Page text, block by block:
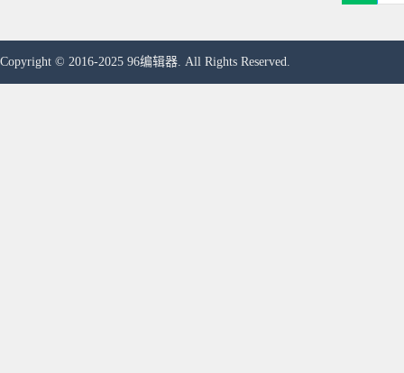
Copyright © 2016-2025 96编辑器. All Rights Reserved.